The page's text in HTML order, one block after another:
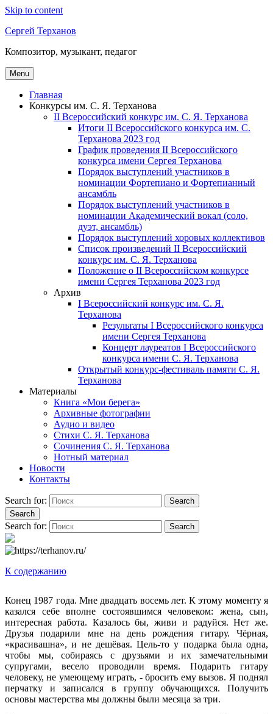
Skip to content
Сергей Терханов
Композитор, музыкант, педагог
Menu
Главная
Конкурсы им. С. Я. Терханова
II Всероссийский конкурс им. С. Я. Терханова
Итоги II Всероссийского конкурса им. С.
Терханова 2023 год
График проведения II Всероссийского
конкурса имени Сергея Терханова
Порядок выступлений участников в
номинации Фортепиано и Фортепианный
ансамбль
Порядок выступлений участников в
номинации Академический вокал (соло,
дуэт, ансамбль)
Порядок выступлений хоровых коллективов
Список произведений II Всероссийский
конкурс им. С. Я. Терханова
Положение о II Всероссийском конкурсе
имени Сергея Терханова 2023 год
Архив
I Всероссийский конкурс им. С. Я.
Терханова
Результаты I Всероссийского конкурса
имени Сергея Терханова
Концерт лауреатов I Всероссийского
конкурса имени С. Я. Терханова
Открытый конкурс-фестиваль памяти С. Я.
Терханова
Материалы
Книга «Мои берега»
Архивные фотографии
Аудио и видео
Стихи С. Я. Терханова
Сочинения С. Я. Терханова
Нотный материал
Новости
Контакты
Search for:
Search
Search
Search for: Search
К содержанию
Конец 1987 года. Мне двадцать восемь лет. К этому моменту я
казался себе вполне состоявшимся человеком: жена, сын,
интересная работа. Казалось бы, живи и радуйся. Нет же.
Друзья подарили мне на день рождения гитару. Чёрная,
«красивашна», и не дешёвая. Цель-то у подарка была одна,
чтобы мы, собираясь с друзьями и их замечательными
супругами, весело проводили время. Подарить гитару
человеку, не умеющему играть, - бросить ему вызов. Я поднял
перчатку и записался в группу обучающихся. Получить
основы мастерства мы должны были месяца за три.